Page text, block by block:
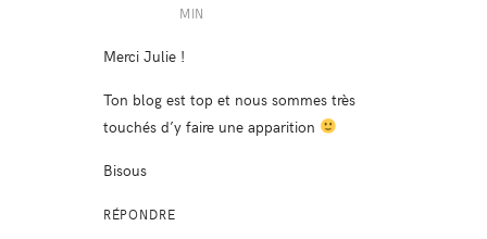
MIN
Merci Julie !
Ton blog est top et nous sommes très
touchés d’y faire une apparition
Bisous
RÉPONDRE